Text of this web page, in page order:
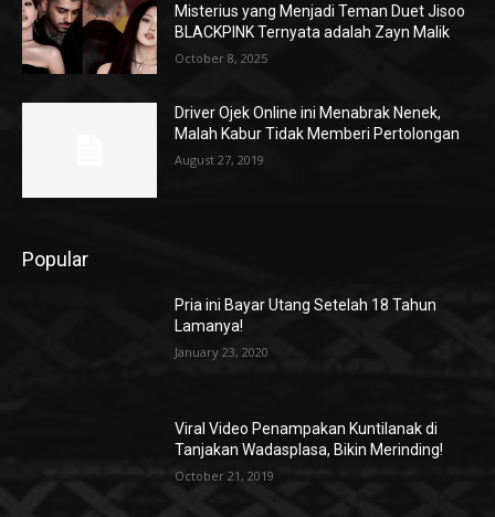
Misterius yang Menjadi Teman Duet Jisoo
BLACKPINK Ternyata adalah Zayn Malik
October 8, 2025
Driver Ojek Online ini Menabrak Nenek,
Malah Kabur Tidak Memberi Pertolongan
August 27, 2019
Popular
Pria ini Bayar Utang Setelah 18 Tahun
Lamanya!
January 23, 2020
Viral Video Penampakan Kuntilanak di
Tanjakan Wadasplasa, Bikin Merinding!
October 21, 2019